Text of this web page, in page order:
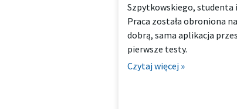
Szpytkowskiego,
Praca została obroniona
dobrą, sama aplikacja
pierwsze testy.
Czytaj więcej »